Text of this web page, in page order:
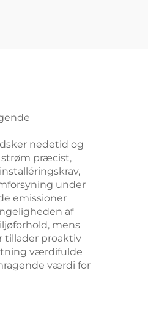
nedetid og
strøm præcist,
under
emissioner
af
mens
tillader proaktiv
værdifulde
værdi for